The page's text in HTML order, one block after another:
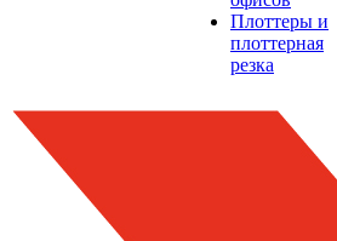
Плоттеры и
плоттерная
резка